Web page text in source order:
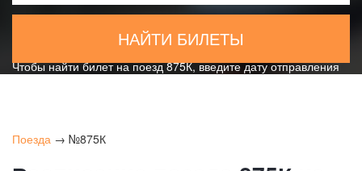
НАЙТИ БИЛЕТЫ
Чтобы найти билет на поезд 875К, введите дату отправления
Поезда → №875К